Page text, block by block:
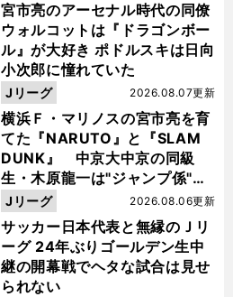
宮市亮のアーセナル時代の同僚
ウォルコットは『ドラゴンボー
ル』が大好き ポドルスキは日向
小次郎に憧れていた
横浜Ｆ・マリノスの宮市亮を育
てた『NARUTO』と『SLAM
DUNK』 中京大中京の同級
生・木原龍一は"ジャンプ係"だ
った
2026.08.07更新
Jリーグ
サッカー日本代表と無縁のＪリ
ーグ 24年ぶりゴールデン生中
継の開幕戦でヘタな試合は見せ
られない
2026.08.06更新
Jリーグ